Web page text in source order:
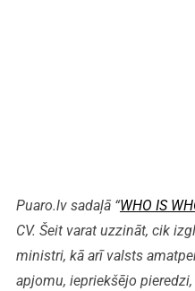
Puaro.lv sadaļā “WHO IS
CV. Šeit varat uzzināt, cik
ministri, kā arī valsts
apjomu, iepriekšējo